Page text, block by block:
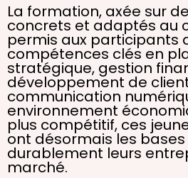
La formation, axée sur
concrets et adaptés au
permis aux participants
compétences clés en
stratégique, gestion
développement de
communication
environnement
plus compétitif, ces
ont désormais les
durablement leurs
marché.